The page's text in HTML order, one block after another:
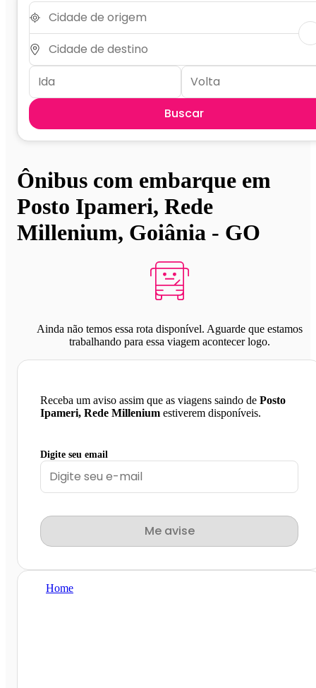
Buscar
Ônibus com embarque em
Posto Ipameri, Rede
Millenium, Goiânia - GO
Ainda não temos essa rota disponível. Aguarde que estamos
trabalhando para essa viagem acontecer logo.
Receba um aviso assim que as viagens saindo de Posto
Ipameri, Rede Millenium estiverem disponíveis.
Digite seu email
Me avise
Home